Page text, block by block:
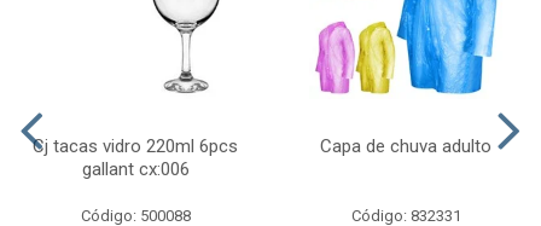
Cj tacas vidro 220ml 6pcs
gallant cx:006
Código: 500088
Capa de chuva adulto
Código: 832331